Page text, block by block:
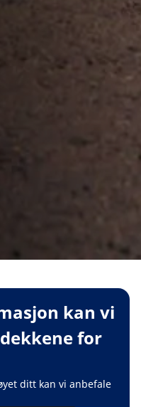
kan vi
for
ditt kan vi anbefale